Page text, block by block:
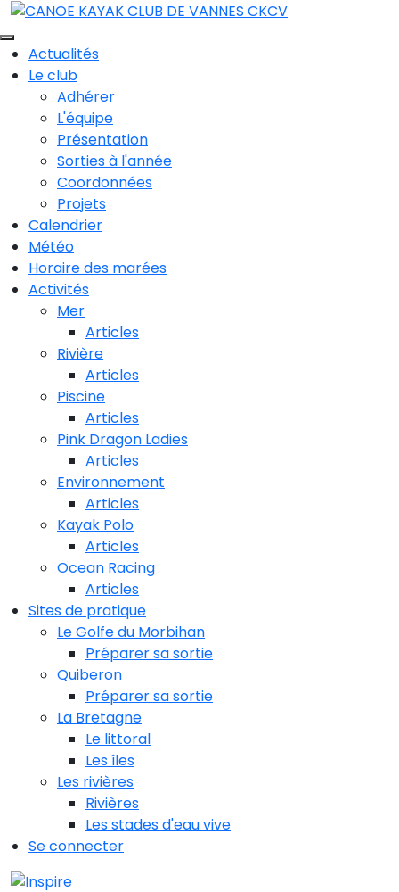
Actualités
Le club
Adhérer
L'équipe
Présentation
Sorties à l'année
Coordonnées
Projets
Calendrier
Météo
Horaire des marées
Activités
Mer
Articles
Rivière
Articles
Piscine
Articles
Pink Dragon Ladies
Articles
Environnement
Articles
Kayak Polo
Articles
Ocean Racing
Articles
Sites de pratique
Le Golfe du Morbihan
Préparer sa sortie
Quiberon
Préparer sa sortie
La Bretagne
Le littoral
Les îles
Les rivières
Rivières
Les stades d'eau vive
Se connecter